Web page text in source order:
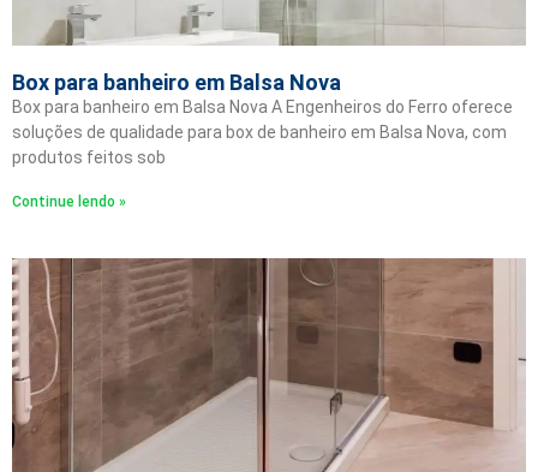
Box para banheiro em Balsa Nova
Box para banheiro em Balsa Nova A Engenheiros do Ferro oferece
soluções de qualidade para box de banheiro em Balsa Nova, com
produtos feitos sob
Continue lendo »